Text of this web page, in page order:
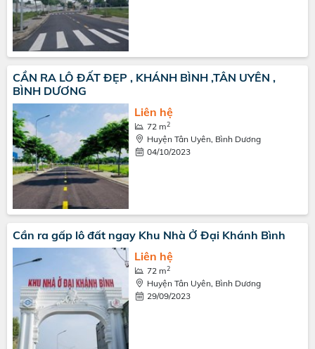
CẦN RA LÔ ĐẤT ĐẸP , KHÁNH BÌNH ,TÂN UYÊN ,
BÌNH DƯƠNG
Liên hệ
72 m2
Huyện Tân Uyên, Bình Dương
04/10/2023
Cần ra gấp lô đất ngay Khu Nhà Ở Đại Khánh Bình
Liên hệ
72 m2
Huyện Tân Uyên, Bình Dương
29/09/2023